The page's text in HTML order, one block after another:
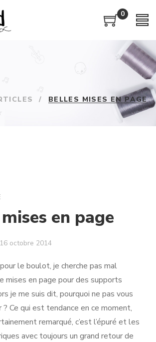
0
/ BELLES MISES EN PAGE
en page
16 octobre 2014
le boulot, je cherche pas mal
mises en page pour des supports
je me suis dit, pourquoi ne pas vous
Ce qui est tendance en ce moment,
remarqué, c’est l’épuré et les
avec toujours un grand retour de